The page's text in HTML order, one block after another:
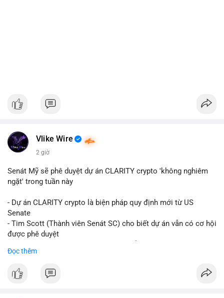
Vlike Wire
2 giờ
Senát Mỹ sẽ phê duyệt dự án CLARITY crypto 'không nghiêm
ngặt' trong tuần này
- Dự án CLARITY crypto là biện pháp quy định mới từ US
Senate
- Tim Scott (Thành viên Senát SC) cho biết dự án vẫn có cơ hội
được phê duyệt
trình
Đọc thêm